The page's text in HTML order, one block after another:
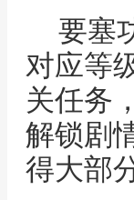
要塞
对应等
关任务
解锁剧
得大部